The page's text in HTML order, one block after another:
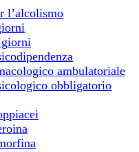
l’alcolismo
giorni
ambulatoriale
obbligatorio